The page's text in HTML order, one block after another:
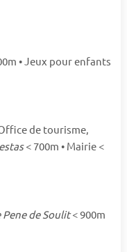
• Jeux pour enfants
de tourisme,
< 700m • Mairie <
de Soulit< 900m